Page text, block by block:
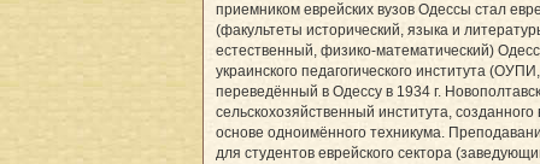
приемником еврейских вузов Одессы стал
(факультеты исторический, языка и
естественный, физико-математический)
украинского педагогического института
переведённый в Одессу в 1934 г.
сельскохозяйственный института, созданного
основе одноимённого техникума.
для студентов еврейского сектора